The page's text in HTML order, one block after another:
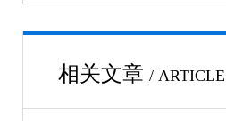
相关文章 / ARTICLE